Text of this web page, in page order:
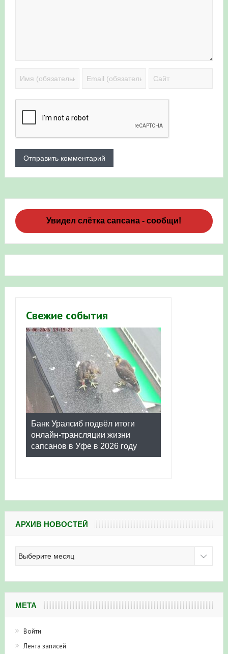
Увидел слётка сапсана - сообщи!
Свежие события
Банк Уралсиб подвёл итоги
онлайн-трансляции жизни
сапсанов в Уфе в 2026 году
АРХИВ НОВОСТЕЙ
новостей
МЕТА
Войти
Лента записей